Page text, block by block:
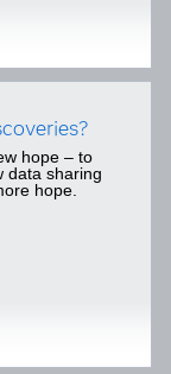
hope – to
data sharing
hope.